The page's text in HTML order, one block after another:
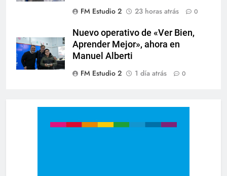
FM Estudio 2
23 horas atrás 0
Nuevo operativo de «Ver Bien,
Aprender Mejor», ahora en
Manuel Alberti
FM Estudio 2
1 día atrás 0